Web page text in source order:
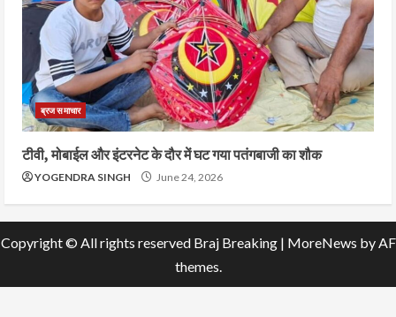
ब्रज समाचार
टीवी, मोबाईल और इंटरनेट के दौर में घट गया पतंगबाजी का शौक
YOGENDRA SINGH June 24, 2026
Copyright © All rights reserved Braj Breaking | MoreNews by AF
themes.